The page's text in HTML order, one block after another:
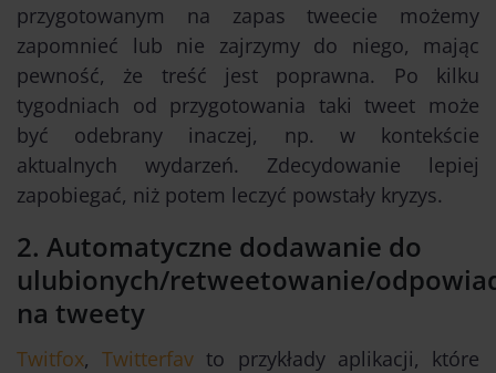
przygotowanym na zapas tweecie możemy
zapomnieć lub nie zajrzymy do niego, mając
pewność, że treść jest poprawna. Po kilku
tygodniach od przygotowania taki tweet może
być odebrany inaczej, np. w kontekście
aktualnych wydarzeń. Zdecydowanie lepiej
zapobiegać, niż potem leczyć powstały kryzys.
2. Automatyczne dodawanie do
ulubionych/retweetowanie/
na tweety
Twitfox,Twitterfavto przykłady aplikacji, które